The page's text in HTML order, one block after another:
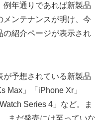
年通りであれば新製品
ンテナンスが明け、今
の紹介ページが表示され
予想されている新製品
Max」「iPhone Xr」
Series 4」など。ま
まだ発売には至っていな